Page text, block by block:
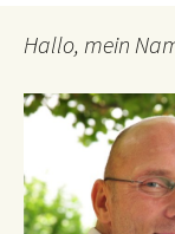
Hallo, mein